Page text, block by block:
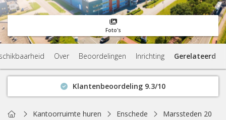
Foto's
Over Beoordelingen Inrichting Gerelateerd
Klantenbeoordeling 9.3/10
Actuele beschikbaarheid
HomeKantoorruimte huren Enschede Marssteden 20